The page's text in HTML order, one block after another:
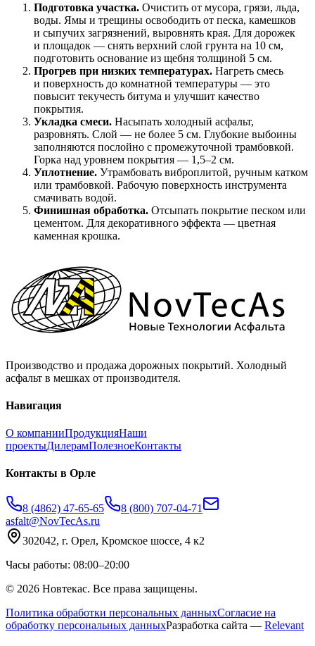
Подготовка участка. Очистить от мусора, грязи, льда,
воды. Ямы и трещины освободить от песка, камешков
и сыпучих загрязнений, выровнять края. Для дорожек
и площадок — снять верхний слой грунта на 10 см,
подготовить основание из щебня толщиной 5 см.
Прогрев при низких температурах. Нагреть смесь
и поверхность до комнатной температуры — это
повысит текучесть битума и улучшит качество
покрытия.
Укладка смеси. Насыпать холодный асфальт,
разровнять. Слой — не более 5 см. Глубокие выбоины
заполняются послойно с промежуточной трамбовкой.
Горка над уровнем покрытия — 1,5–2 см.
Уплотнение. Утрамбовать виброплитой, ручным катком
или трамбовкой. Рабочую поверхность инструмента
смачивать водой.
Финишная обработка. Отсыпать покрытие песком или
цементом. Для декоративного эффекта — цветная
каменная крошка.
Производство и продажа дорожных покрытий. Холодный
асфальт в мешках от производителя.
Навигация
О компанииПродукцияНаши
проектыДилерамПолезноеКонтакты
Контакты в Орле
8 (4862) 47-65-65
8 (800) 707-04-71
asfalt@NovTecAs.ru
302042, г. Орел, Кромское шоссе, 4 к2
Часы работы: 08:00–20:00
© 2026 Новтекас. Все права защищены.
Политика обработки персональных данныхСогласие на
обработку персональных данныхРазработка сайта — Relevant